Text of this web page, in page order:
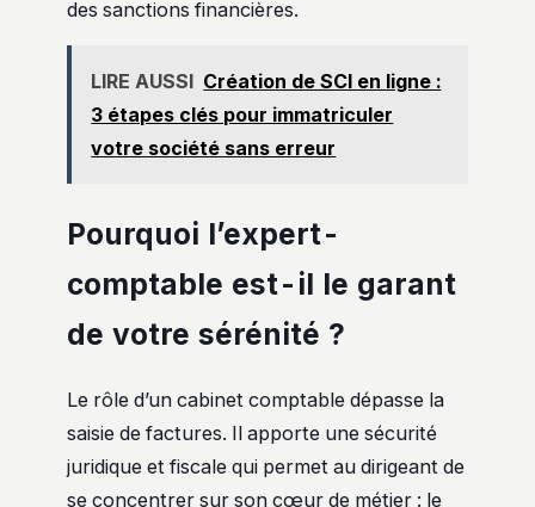
des sanctions financières.
LIRE AUSSI Création de SCI en ligne :
3 étapes clés pour immatriculer
votre société sans erreur
Pourquoi l’expert-
comptable est-il le garant
de votre sérénité ?
Le rôle d’un cabinet comptable dépasse la
saisie de factures. Il apporte une sécurité
juridique et fiscale qui permet au dirigeant de
se concentrer sur son cœur de métier : le